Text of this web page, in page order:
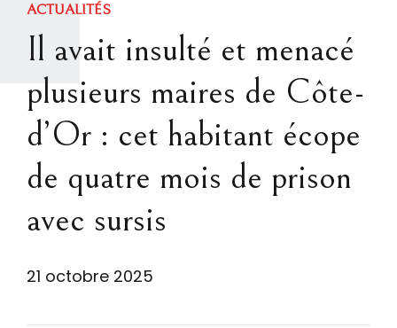
ACTUALITÉS
Il avait insulté et menacé
plusieurs maires de Côte-
d’Or : cet habitant écope
de quatre mois de prison
avec sursis
21 octobre 2025